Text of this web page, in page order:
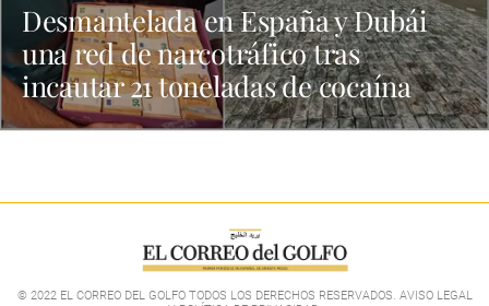
Desmantelada en España y Dubái
una red de narcotráfico tras
incautar 21 toneladas de cocaína
© 2022 EL CORREO DEL GOLFO TODOS LOS DERECHOS RESERVADOS. AVISO LEGAL